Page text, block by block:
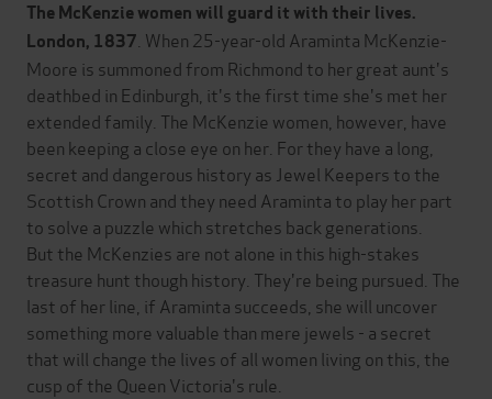
The McKenzie women will guard it with their lives.
London, 1837 . When 25-year-old Araminta McKenzie-
Moore is summoned from Richmond to her great aunt's
deathbed in Edinburgh, it's the first time she's met her
extended family. The McKenzie women, however, have
been keeping a close eye on her. For they have a long,
secret and dangerous history as Jewel Keepers to the
Scottish Crown and they need Araminta to play her part
to solve a puzzle which stretches back generations.
But the McKenzies are not alone in this high-stakes
treasure hunt though history. They're being pursued. The
last of her line, if Araminta succeeds, she will uncover
something more valuable than mere jewels - a secret
that will change the lives of all women living on this, the
cusp of the Queen Victoria's rule.